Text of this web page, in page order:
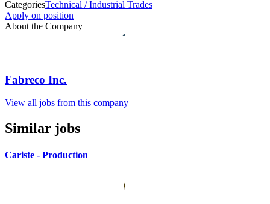
CategoriesTechnical / Industrial Trades
Apply on position
About the Company
Fabreco Inc.
View all jobs from this company
Similar jobs
Cariste - Production